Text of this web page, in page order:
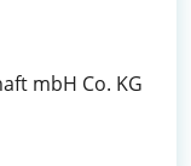
mbH Co. KG